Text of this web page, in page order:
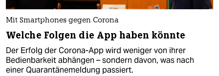
Mit Smartphones gegen Corona
Welche Folgen die App haben könnte
Der Erfolg der Corona-App wird weniger von ihrer
Bedienbarkeit abhängen – sondern davon, was nach
einer Quarantänemeldung passiert.